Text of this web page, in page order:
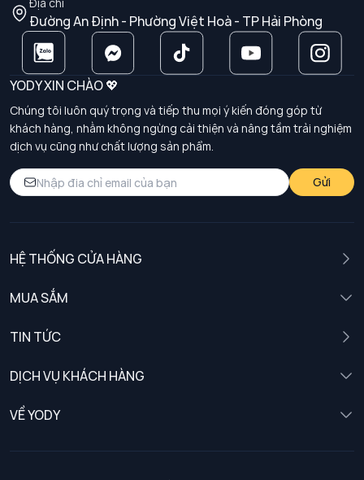
Đường An Định - Phường Việt Hoà - TP Hải Phòng
YODY XIN CHÀO 💖
Chúng tôi luôn quý trọng và tiếp thu mọi ý kiến đóng góp từ
khách hàng, nhằm không ngừng cải thiện và nâng tầm trải nghiệm
dịch vụ cũng như chất lượng sản phẩm.
Gửi
HỆ THỐNG CỬA HÀNG
MUA SẮM
TIN TỨC
DỊCH VỤ KHÁCH HÀNG
Chính sách khách hàng thân thiết
VỀ YODY